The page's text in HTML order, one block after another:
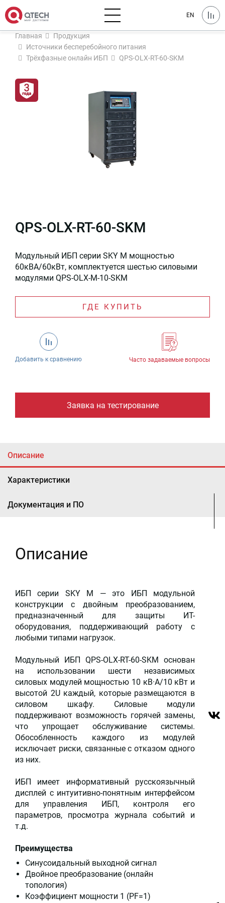
EN
Главная
Продукция
Источники бесперебойного питания
Трёхфазные онлайн ИБП
QPS-OLX-RT-60-SKM
QPS-OLX-RT-60-SKM
Модульный ИБП серии SKY M мощностью
60кВА/60кВт, комплектуется шестью силовыми
модулями QPS-OLX-M-10-SKM
ГДЕ КУПИТЬ
Добавить к сравнению Часто задаваемые вопросы
Заявка на тестирование
Описание
Характеристики
Документация и ПО
Описание
ИБП серии SKY M — это ИБП модульной
конструкции с двойным преобразованием,
предназначенный для защиты ИТ-
оборудования, поддерживающий работу с
любыми типами нагрузок.
Модульный ИБП QPS-OLX-RT-60-SKM основан
на использовании шести независимых
силовых модулей мощностью 10 кВ·А/10 кВт и
высотой 2U каждый, которые размещаются в
силовом шкафу. Силовые модули
поддерживают возможность горячей замены,
что упрощает обслуживание системы.
Обособленность каждого из модулей
исключает риски, связанные с отказом одного
из них.
ИБП имеет информативный русскоязычный
дисплей с интуитивно-понятным интерфейсом
для управления ИБП, контроля его
параметров, просмотра журнала событий и
т.д.
Преимущества
Синусоидальный выходной сигнал
Двойное преобразование (онлайн
топология)
Коэффициент мощности 1 (PF=1)